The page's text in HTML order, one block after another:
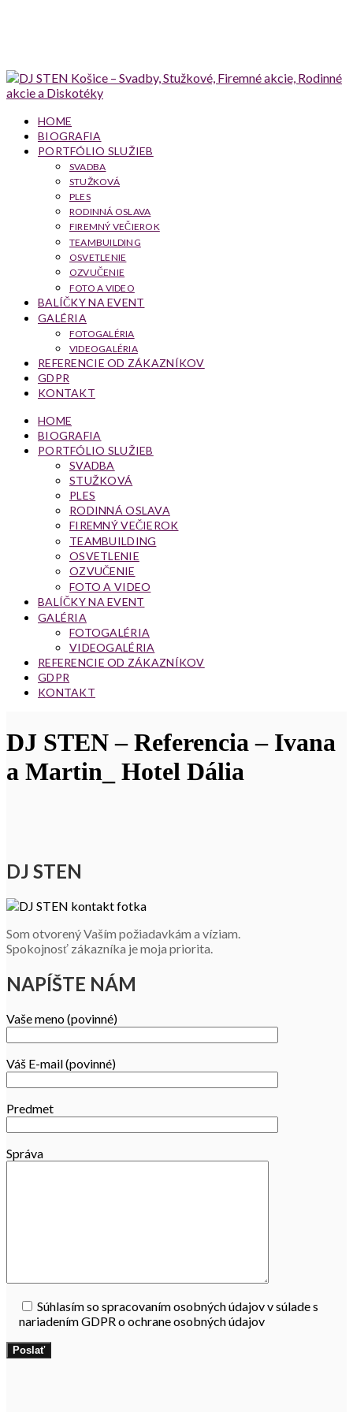
HOME
BIOGRAFIA
PORTFÓLIO SLUŽIEB
SVADBA
STUŽKOVÁ
PLES
RODINNÁ OSLAVA
FIREMNÝ VEČIEROK
TEAMBUILDING
OSVETLENIE
OZVUČENIE
FOTO A VIDEO
BALÍČKY NA EVENT
GALÉRIA
FOTOGALÉRIA
VIDEOGALÉRIA
REFERENCIE OD ZÁKAZNÍKOV
GDPR
KONTAKT
HOME
BIOGRAFIA
PORTFÓLIO SLUŽIEB
SVADBA
STUŽKOVÁ
PLES
RODINNÁ OSLAVA
FIREMNÝ VEČIEROK
TEAMBUILDING
OSVETLENIE
OZVUČENIE
FOTO A VIDEO
BALÍČKY NA EVENT
GALÉRIA
FOTOGALÉRIA
VIDEOGALÉRIA
REFERENCIE OD ZÁKAZNÍKOV
GDPR
KONTAKT
DJ STEN – Referencia – Ivana
a Martin_ Hotel Dália
DJ STEN
Som otvorený Vaším požiadavkám a víziam.
Spokojnosť zákazníka je moja priorita.
NAPÍŠTE NÁM
Vaše meno (povinné)
Váš E-mail (povinné)
Predmet
Správa
Súhlasím so spracovaním osobných údajov v súlade s
nariadením GDPR o ochrane osobných údajov